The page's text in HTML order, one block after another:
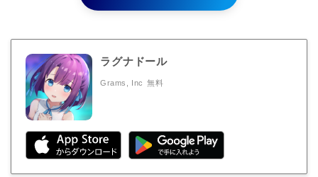
ラグナドール
Grams, Inc 無料